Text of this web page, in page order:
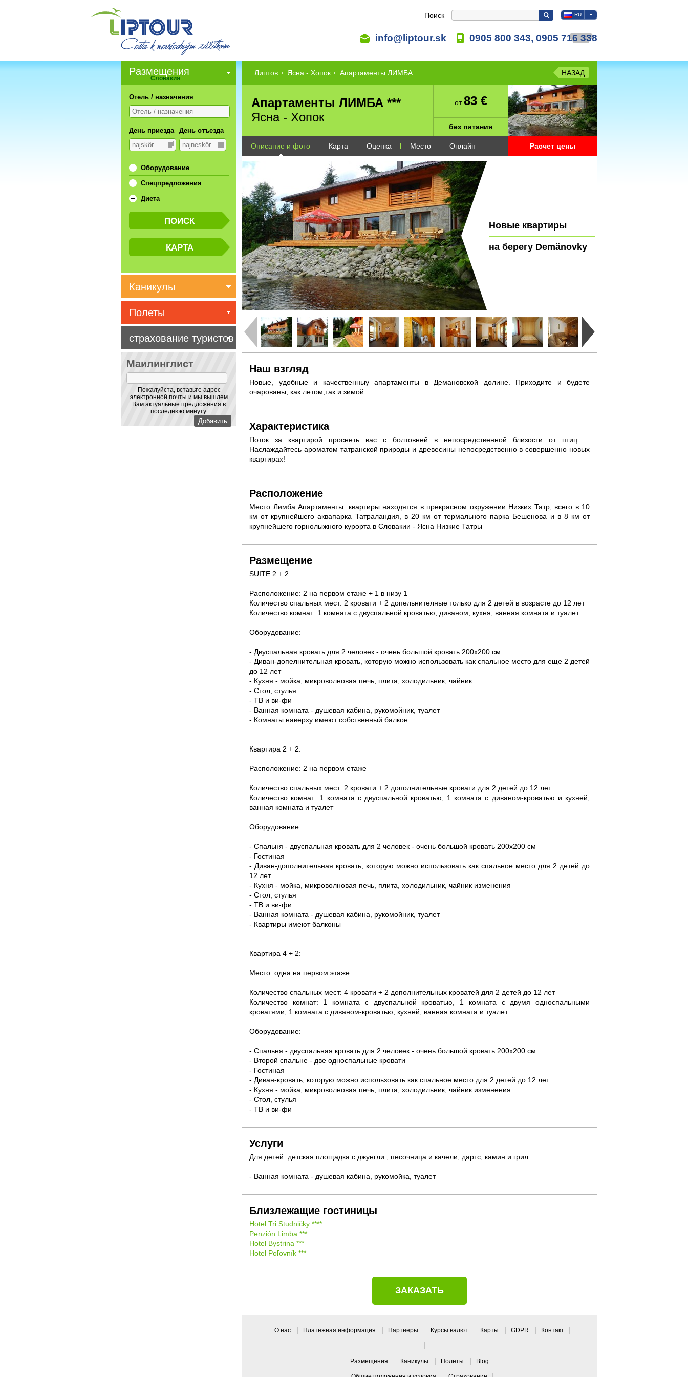
Поиск RU
info@liptour.sk 0905 800 343, 0905 716 338
Липтов Ясна - Хопок Апартаменты ЛИМБА НАЗАД
Апартаменты ЛИМБА ***
Ясна - Хопок
от83 €
без питания
Описание и фото Карта Оценка Место Онлайн Расчет цены
Новые квартиры
на берегу Demänovky
Наш взгляд
Новые, удобные и качественныу апартаменты в Демановской долине. Приходите и будете
очарованы, как летом,так и зимой.
Характеристика
Поток за квартирой проснеть вас с болтовней в непосредственной близости от птиц ...
Наслаждайтесь ароматом татранской природы и древесины непосредственно в совершенно новых
квартирах!
Расположение
Место Лимба Апартаменты: квартиры находятся в прекрасном окружении Низких Татр, всего в 10
км от крупнейшего аквапарка Татраландия, в 20 км от термального парка Бешенова и в 8 км от
крупнейшего горнолыжного курорта в Словакии - Ясна Низкие Татры
Размещение
SUITE 2 + 2:
Расположение: 2 на первом етаже + 1 в низу 1
Количество спальных мест: 2 кровати + 2 допельнителные только для 2 детей в возрасте до 12 лет
Количество комнат: 1 комната с двуспальной кроватью, диваном, кухня, ванная комната и туалет
Оборудование:
- Двуспальная кровать для 2 человек - очень большой кровать 200x200 cм
- Диван-допелнительная кровать, которую можно использовать как спальное место для еще 2 детей
до 12 лет
- Кухня - мойка, микроволновая печь, плита, холодильник, чайник
- Стол, стулья
- ТВ и ви-фи
- Ванная комната - душевая кабина, рукомойник, туалет
- Комнаты наверху имеют собственный балкон
Квартира 2 + 2:
Расположение: 2 на первом етаже
Количество спальных мест: 2 кровати + 2 дополнительные кровати для 2 детей до 12 лет
Количество комнат: 1 комната с двуспальной кроватью, 1 комната с диваном-кроватью и кухней,
ванная комната и туалет
Оборудование:
- Спальня - двуспальная кровать для 2 человек - очень большой кровать 200x200 cм
- Гостиная
- Диван-дополнительная кровать, которую можно использовать как спальное место для 2 детей до
12 лет
- Кухня - мойка, микроволновая печь, плита, холодильник, чайник изменения
- Стол, стулья
- ТВ и ви-фи
- Ванная комната - душевая кабина, рукомойник, туалет
- Квартиры имеют балконы
Квартира 4 + 2:
Место: одна на первом этаже
Количество спальных мест: 4 кровати + 2 дополнительных кроватей для 2 детей до 12 лет
Количество комнат: 1 комната с двуспальной кроватью, 1 комната с двумя односпальными
кроватями, 1 комната с диваном-кроватью, кухней, ванная комната и туалет
Оборудование:
- Спальня - двуспальная кровать для 2 человек - очень большой кровать 200x200 cм
- Второй спальне - две односпальные кровати
- Гостиная
- Диван-кровать, которую можно использовать как спальное место для 2 детей до 12 лет
- Кухня - мойка, микроволновая печь, плита, холодильник, чайник изменения
- Стол, стулья
- ТВ и ви-фи
Услуги
Для детей: детская площадка с джунгли , песочница и качели, дартс, камин и грил.
- Ванная комната - душевая кабина, рукомойка, туалет
Близлежащие гостиницы
Hotel Tri Studničky ****
Penzión Limba ***
Hotel Bystrina ***
Hotel Poľovník ***
ЗАКАЗАТЬ
О нас Платежная информация Партнеры Курсы валют Карты GDPR Контакт
Pазмещения Каникулы Полеты Blog
Pазмещения
Словакия
Отель / назначения
День приезда День отъезда
Oборудование
Спецпредложения
Диета
Каникулы
Маилинглист
Пожалуйста, вставьте адрес
электронной почты и мы вышлем
Вам актуальные предложения в
последнюю минуту.
Полеты
страхование туристов